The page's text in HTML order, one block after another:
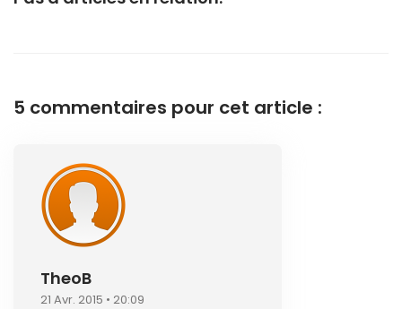
5 commentaires pour cet article :
TheoB
21 Avr. 2015 • 20:09